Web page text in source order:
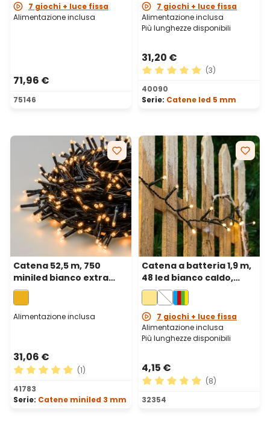
7 giochi + luce fissa
Alimentazione inclusa
71,96 €
75146
7 giochi + luce fissa
Alimentazione inclusa
Più lunghezze disponibili
31,20 €
Valutazione media di 5 su
(3)
40090
Serie: Catene led 5 mm
Catena 52,5 m, 750
miniled bianco extra
caldo, cavo verde
Alimentazione inclusa
31,06 €
Valutazione media di 5 su 5 stelle
(1)
41783
Serie: Catene miniled 3 mm
Catena a batteria 1,9 m,
48 led bianco caldo,
cavo verde
7 giochi + luce fissa
Alimentazione inclusa
Più lunghezze disponibili
4,15 €
Valutazione media di 4.88
(8)
32354